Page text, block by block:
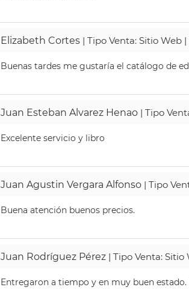
Elizabeth Cortes | Tipo Venta: Sitio Web
Buenas tardes me gustaría el catálogo de
Juan Esteban Alvarez Henao | Tipo
Excelente servicio y libro
Juan Agustin Vergara Alfonso | Tipo
Buena atención buenos precios.
Juan Rodríguez Pérez | Tipo Venta:
Entregaron a tiempo y en muy buen estado.